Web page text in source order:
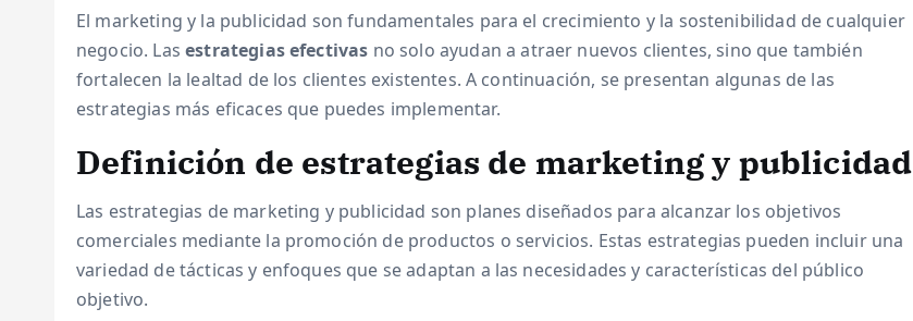
El marketing y la publicidad son fundamentales para el crecimiento y la sostenibilidad de cualquier
negocio. Lasestrategias efectivas no solo ayudan a atraer nuevos clientes, sino que también
fortalecen la lealtad de los clientes existentes. A continuación, se presentan algunas de las
estrategias más eficaces que puedes implementar.
Definición de estrategias de marketing y publicidad
Las estrategias de marketing y publicidad son planes diseñados para alcanzar los objetivos
comerciales mediante la promoción de productos o servicios. Estas estrategias pueden incluir una
variedad de tácticas y enfoques que se adaptan a las necesidades y características del público
objetivo.